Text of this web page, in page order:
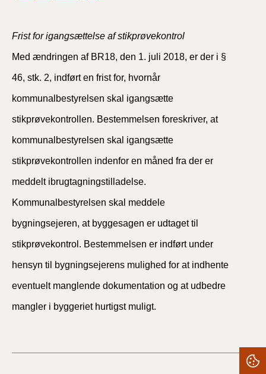
Frist for igangsættelse af stikprøvekontrol
Med ændringen af BR18, den 1. juli 2018, er der i §
46, stk. 2, indført en frist for, hvornår
kommunalbestyrelsen skal igangsætte
stikprøvekontrollen. Bestemmelsen foreskriver, at
kommunalbestyrelsen skal igangsætte
stikprøvekontrollen indenfor en måned fra der er
meddelt ibrugtagningstilladelse.
Kommunalbestyrelsen skal meddele
bygningsejeren, at byggesagen er udtaget til
stikprøvekontrol. Bestemmelsen er indført under
hensyn til bygningsejerens mulighed for at indhente
eventuelt manglende dokumentation og at udbedre
mangler i byggeriet hurtigst muligt.